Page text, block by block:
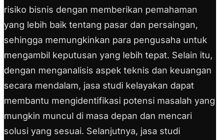
risiko bisnis dengan memberikan pemahaman
yang lebih baik tentang pasar dan persaingan,
sehingga memungkinkan para pengusaha untuk
mengambil keputusan yang lebih tepat. Selain itu,
dengan menganalisis aspek teknis dan keuangan
secara mendalam, jasa studi kelayakan dapat
membantu mengidentifikasi potensi masalah yang
mungkin muncul di masa depan dan mencari
solusi yang sesuai. Selanjutnya, jasa studi